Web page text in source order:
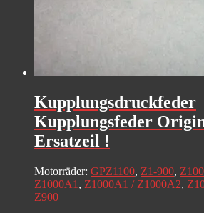
Kupplungsdruckfeder
Kupplungsfeder
Ersatzeil !
Motorräder: GPZ1100, Z1-900,
Z1000A1 , Z1000A1 / Z1000A2,
Z900